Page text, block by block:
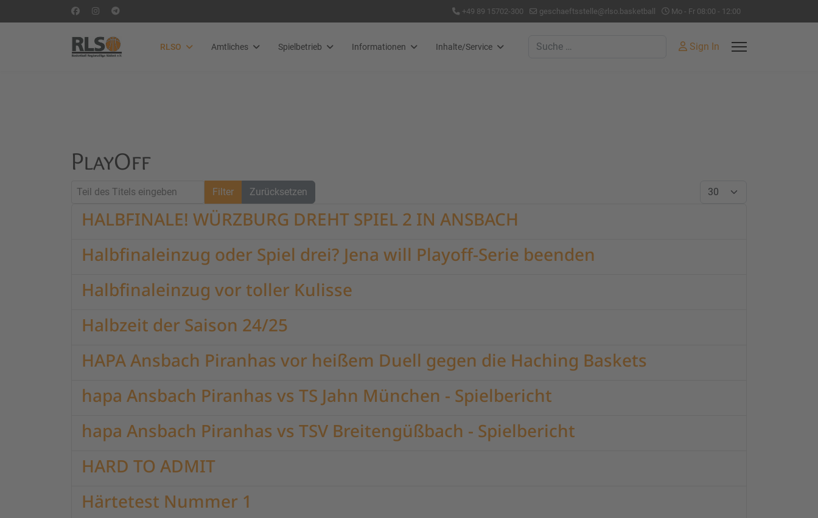
+49 89 15702-300 geschaeftsstelle@rlso.basketball Mo - Fr 08:00 - 12:00
RLSO Amtliches Spielbetrieb Informationen Inhalte/Service Suchen Sign In
PlayOff
Teil des Titels eingeben Filter Zurücksetzen Anzeige #
HALBFINALE! WÜRZBURG DREHT SPIEL 2 IN ANSBACH
Halbfinaleinzug oder Spiel drei? Jena will Playoff-Serie beenden
Halbfinaleinzug vor toller Kulisse
Halbzeit der Saison 24/25
HAPA Ansbach Piranhas vor heißem Duell gegen die Haching Baskets
hapa Ansbach Piranhas vs TS Jahn München - Spielbericht
hapa Ansbach Piranhas vs TSV Breitengüßbach - Spielbericht
HARD TO ADMIT
Härtetest Nummer 1